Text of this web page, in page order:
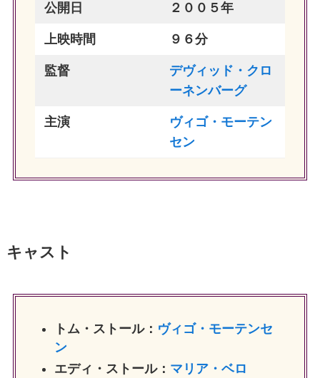
公開日 ２００５年
上映時間 ９６分
監督
デヴィッド・クロ
ーネンバーグ
主演
ヴィゴ・モーテン
セン
キャスト
トム・ストール： ヴィゴ・モーテンセ
ン
エディ・ストール： マリア・ベロ